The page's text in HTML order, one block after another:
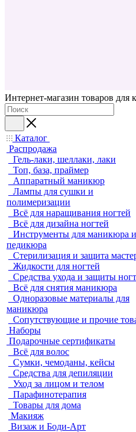
Интернет-магазин товаров для
Каталог
Распродажа
Гель-лаки, шеллаки, лаки
Топ, база, праймер
Аппаратный маникюр
Лампы для сушки и
полимеризации
Всё для наращивания ногтей
Всё для дизайна ногтей
Инструменты для маникюра и
педикюра
Стерилизация и защита
Жидкости для ногтей
Средства ухода и защиты
Всё для снятия маникюра
Одноразовые материалы для
маникюра
Сопутствующие и прочие
Наборы
Подарочные сертификаты
Всё для волос
Сумки, чемоданы, кейсы
Средства для депиляции
Уход за лицом и телом
Парафинотерапия
Товары для дома
Макияж
Визаж и Боди-Арт